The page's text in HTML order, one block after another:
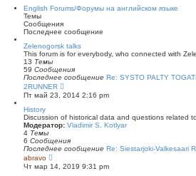
н
е
у
с
о
б
щ
е
н
и
ю
й
и
к
п
о
с
е
д
н
е
с
о
б
щ
н
English Forums/Форумы на английском языке
Темы
Сообщения
Последнее сообщение
Zelenogorsk talks
This forum is for everybody, who connected with
13 Темы
59 Сообщения
Последнее сообщение Re: SYSTO PALTY
2RUNNER
е
р
й
т
к
п
с
л
Пт май 23, 2014 2:16 pm
History
Discussion of historical data and questions related
Модератор: Vladimir S. Kotlyar
4 Темы
6 Сообщения
Последнее сообщение Re: Siestarjoki-Valkesaari
abravo
е
р
Чт мар 14, 2019 9:31 pm